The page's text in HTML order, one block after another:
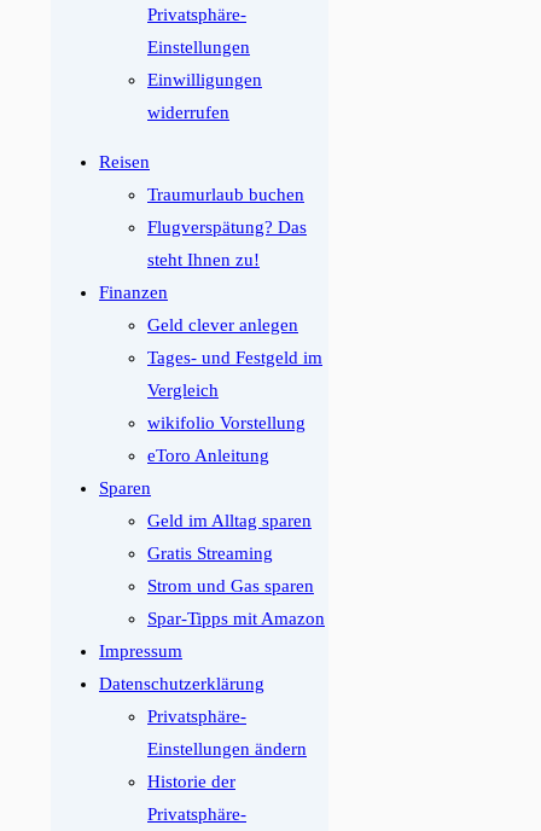
Privatsphäre-
Einstellungen
Einwilligungen
widerrufen
Reisen
Traumurlaub buchen
Flugverspätung? Das
steht Ihnen zu!
Finanzen
Geld clever anlegen
Tages- und Festgeld im
Vergleich
wikifolio Vorstellung
eToro Anleitung
Sparen
Geld im Alltag sparen
Gratis Streaming
Strom und Gas sparen
Spar-Tipps mit Amazon
Impressum
Datenschutzerklärung
Privatsphäre-
Einstellungen ändern
Historie der
Privatsphäre-